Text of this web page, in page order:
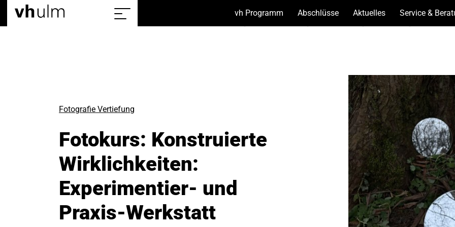
Sitemap
vh Programm (Unterseiten
Abschlüsse(Unterseiten
Aktuelles(Unterseiten
Service &
Fotografie Vertiefung
Fotokurs: Konstruierte
Wirklichkeiten:
Experimentier- und
Praxis-Werkstatt